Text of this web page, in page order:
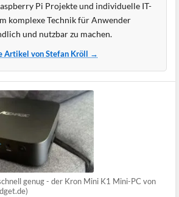
Pi Projekte und individuelle IT-
komplexe Technik für Anwender
und nutzbar zu machen.
Artikel von Stefan Kröll →
genug - der Kron Mini K1 Mini-PC von